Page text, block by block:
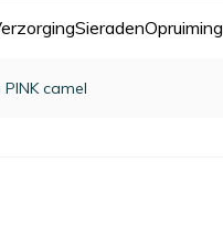
SieradenOpruiming
camel